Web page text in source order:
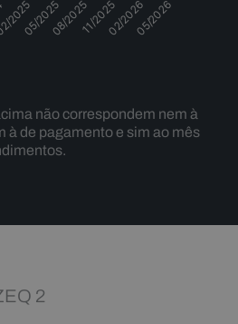
202505/202508/202511/202502/202605/2026
não correspondem nem à
à de pagamento e sim ao mês
2